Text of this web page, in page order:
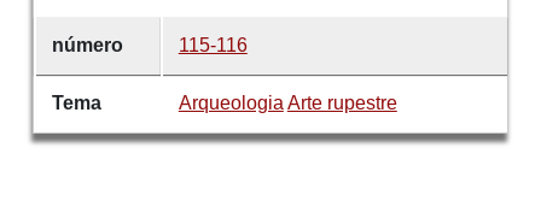
número 115-116
Tema Arqueologia Arte rupestre